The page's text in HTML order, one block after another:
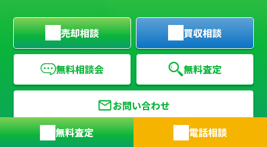
無料査定 電話相談
売却相談 買収相談
無料相談会 無料査定
お問い合わせ